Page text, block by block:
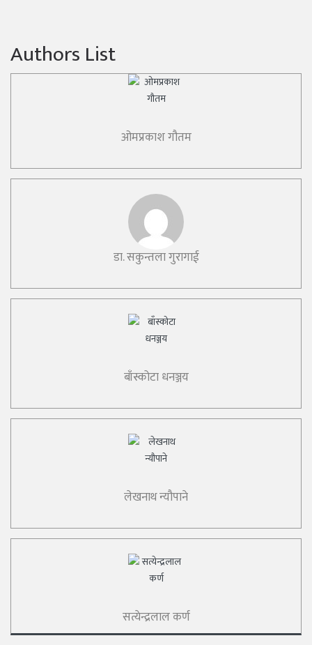
Authors List
ओमप्रकाश गौतम
डा. सकुन्तला गुरागाई
बाँस्कोटा धनञ्जय
लेखनाथ न्यौपाने
सत्येन्द्रलाल कर्ण